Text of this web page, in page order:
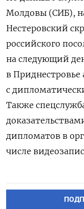
Молдовы (СИБ),
Нестеровский
российского
на следующий
в
с
Также
дипломатов в
числе